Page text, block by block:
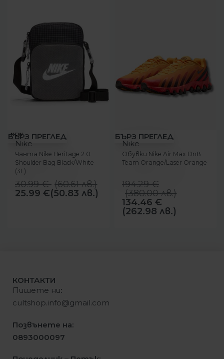
-16%
NEW
БЪРЗ ПРЕГЛЕД
Nike
Чанта Nike Heritage 2.0
Shoulder Bag Black/White
(3L)
30.99€ (60.61лв.)
25.99 €(50.83 лв.)
-31%
БЪРЗ ПРЕГЛЕД
Nike
Обувки Nike Air Max Dn8
Team Orange/Laser Orange
194.29€
(380.00лв.)
134.46 €
(262.98 лв.)
КОНТАКТИ
Пишете ни:
cultshop.info@gmail.com
Позвънете на:
0893000097